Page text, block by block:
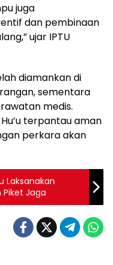
juga
dan pembinaan
ujar IPTU
diamankan di
sementara
medis.
terpantau aman
perkara akan
Laksanakan
Jaga